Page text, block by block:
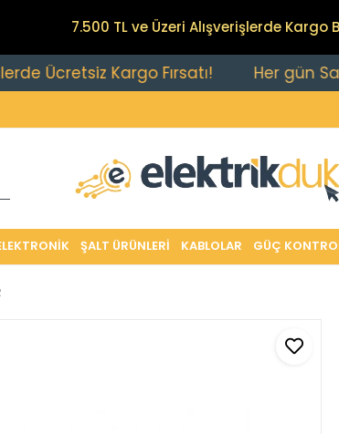
7.500 TL ve Üzeri Alışverişlerde Kargo
Kargo Fırsatı! Her gün Saat
ŞALT ÜRÜNLERİ KABLOLAR GÜÇ